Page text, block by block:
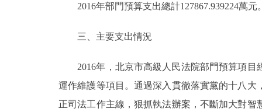
ITALIANO
2016年部門預算支出總計127867.939224萬元
三、主要支出情況
2016年，北京市高級人民法院部門預算項目
運作維護等項目。通過深入貫徹落實黨的十八
正司法工作主線，狠抓執法辦案，不斷加大對